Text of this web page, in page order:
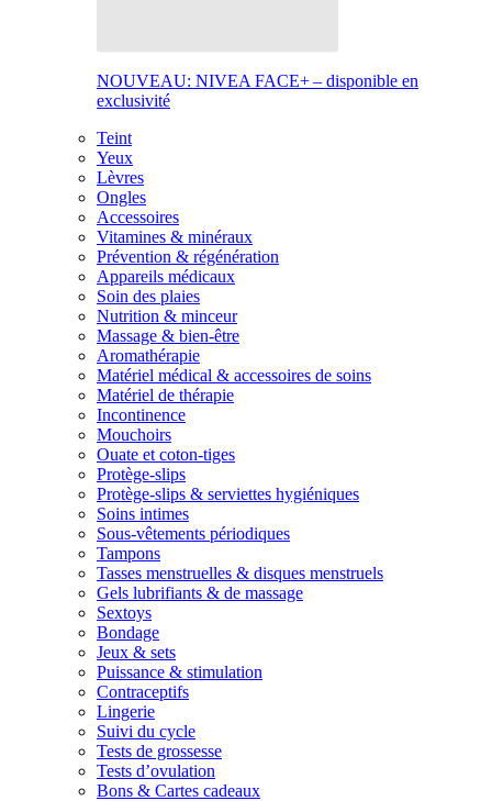
NOUVEAU: NIVEA FACE+ – disponible en
exclusivité
Teint
Yeux
Lèvres
Ongles
Accessoires
Vitamines & minéraux
Prévention & régénération
Appareils médicaux
Soin des plaies
Nutrition & minceur
Massage & bien-être
Aromathérapie
Matériel médical & accessoires de soins
Matériel de thérapie
Incontinence
Mouchoirs
Ouate et coton-tiges
Protège-slips
Protège-slips & serviettes hygiéniques
Soins intimes
Sous-vêtements périodiques
Tampons
Tasses menstruelles & disques menstruels
Gels lubrifiants & de massage
Sextoys
Bondage
Jeux & sets
Puissance & stimulation
Contraceptifs
Lingerie
Suivi du cycle
Tests de grossesse
Tests d’ovulation
Bons & Cartes cadeaux